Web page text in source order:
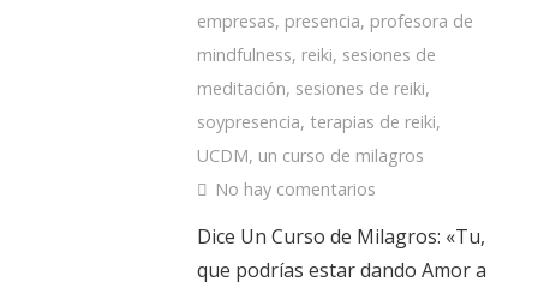
empresas, presencia, profesora de
mindfulness, reiki, sesiones de
meditación, sesiones de reiki,
soypresencia, terapias de reiki,
UCDM, un curso de milagros
No hay comentarios
Dice Un Curso de Milagros: «Tu,
que podrías estar dando Amor a